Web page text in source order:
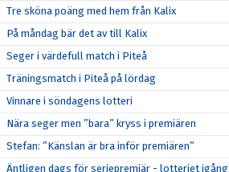
Tre sköna poäng med hem från Kalix
På måndag bär det av till Kalix
Seger i värdefull match i Piteå
Träningsmatch i Piteå på lördag
Vinnare i söndagens lotteri
Nära seger men ”bara” kryss i premiären
Stefan: ”Känslan är bra inför premiären”
Äntligen dags för seriepremiär - lotteriet igång